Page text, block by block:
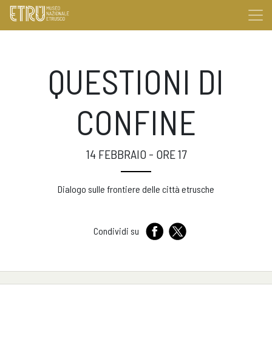
QUESTIONI DI
CONFINE
14 FEBBRAIO - ORE 17
Dialogo sulle frontiere delle città etrusche
Condividi su